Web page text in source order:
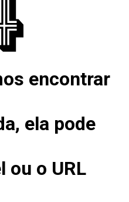
encontrar
ela pode
ou o URL